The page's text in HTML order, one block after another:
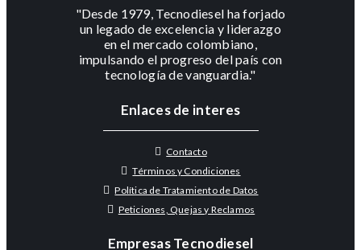
"Desde 1979, Tecnodiesel ha forjado
un legado de excelencia y liderazgo
en el mercado colombiano,
impulsando el progreso del país con
tecnología de vanguardia."
Enlaces de interes
Contacto
Términos y Condiciones
Política de Tratamiento de Datos
Peticiones, Quejas y Reclamos
Empresas Tecnodiesel